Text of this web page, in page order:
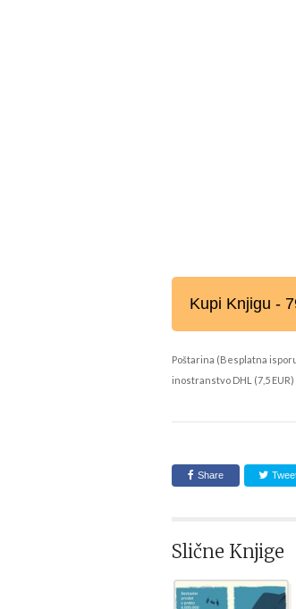
Kupi Knjigu -
Poštarina (Besplatna
inostranstvo DHL (7,5 EUR)
Share
Slične Knjige